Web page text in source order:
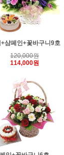
샴페인+꽃바구니9호
120,000원
114,000원